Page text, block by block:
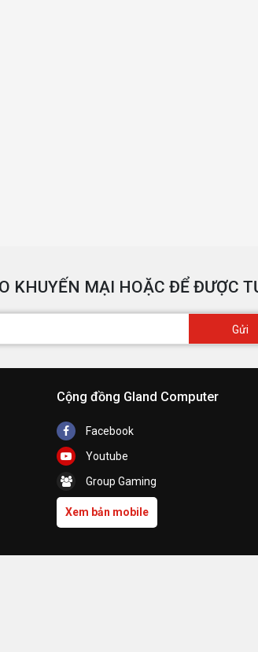
KHUYẾN MẠI HOẶC ĐỂ ĐƯỢC
Gửi
Cộng đồng Gland Computer
Facebook
Youtube
Group Gaming
Xem bản mobile